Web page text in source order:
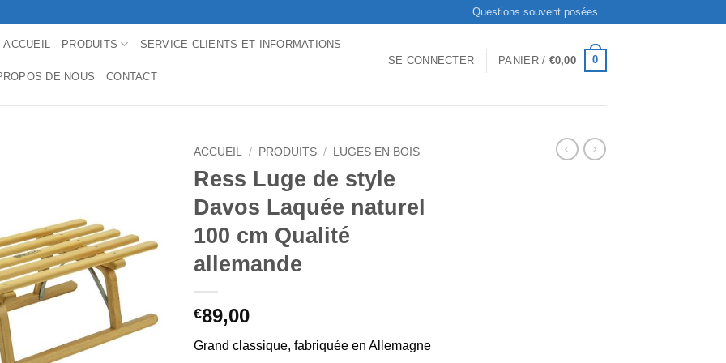
Questions souvent posées
ACCUEIL PRODUITS SERVICE CLIENTS ET INFORMATIONS
DE NOUS CONTACT
SE CONNECTER PANIER / €0,00 0
ACCUEIL / PRODUITS / LUGES EN BOIS
Ress Luge de style
Davos Laquée naturel
100 cm Qualité
allemande
€89,00
Grand classique, fabriquée en Allemagne